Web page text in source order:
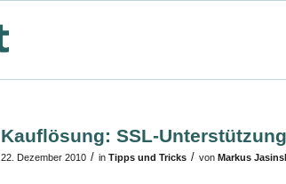
Kauflösung: SSL-
22. Dezember 2010 / in Tipps und Tricks / von Markus